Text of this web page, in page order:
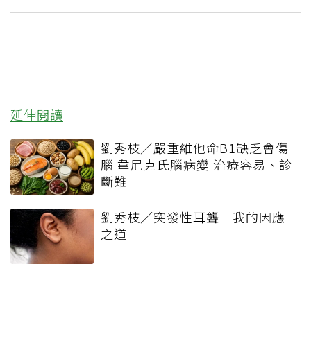
延伸閱讀
劉秀枝／嚴重維他命B1缺乏會傷
腦 韋尼克氏腦病變 治療容易、診
斷難
劉秀枝／突發性耳聾─我的因應
之道